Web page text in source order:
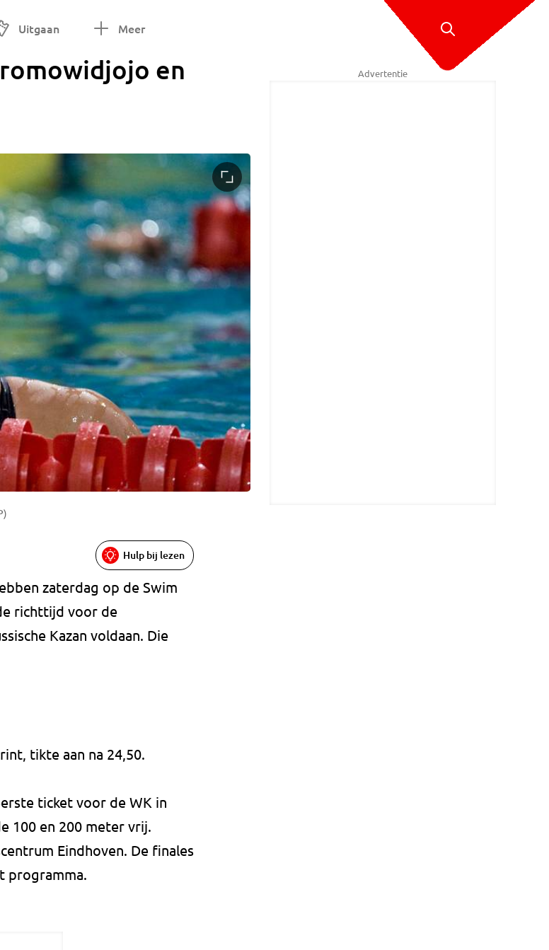
Uitgaan Meer
en
Hulp bij lezen
zaterdag op de Swim
richttijd voor de
Kazan voldaan. Die
tikte aan na 24,50.
ticket voor de WK in
100 en 200 meter vrij.
Eindhoven. De finales
programma.
Advertentie